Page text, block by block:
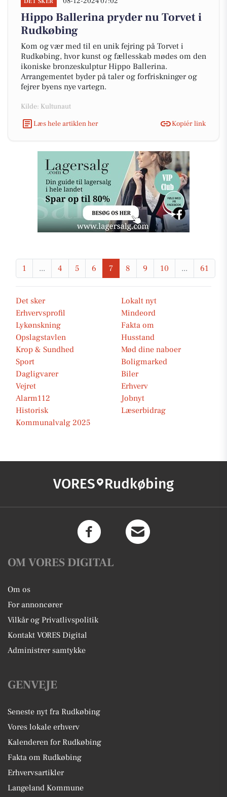
Hippo Ballerina pryder nu Torvet i
Rudkøbing
Kom og vær med til en unik fejring på Torvet i
Rudkøbing, hvor kunst og fællesskab mødes om den
ikoniske bronzeskulptur Hippo Ballerina.
Arrangementet byder på taler og forfriskninger og
fejrer byens nye vartegn.
Kilde: Kultunaut
Læs hele artiklen her
Kopiér link
1 ... 4 5 6 7 8 9 10 ... 61
Det sker
Lokalt nyt
Erhvervsprofil
Mindeord
Lykønskning
Fakta om
Opslagstavlen
Husstand
Krop & Sundhed
Mød dine naboer
Sport
Boligmarked
Dagligvarer
Biler
Vejret
Erhverv
Alarm112
Jobnyt
Historisk
Læserbidrag
Kommunalvalg 2025
VORES Rudkøbing
OM VORES DIGITAL
Om os
For annoncører
Vilkår og Privatlivspolitik
Kontakt VORES Digital
Administrer samtykke
GENVEJE
Seneste nyt fra Rudkøbing
Vores lokale erhverv
Kalenderen for Rudkøbing
Fakta om Rudkøbing
Erhvervsartikler
Langeland Kommune